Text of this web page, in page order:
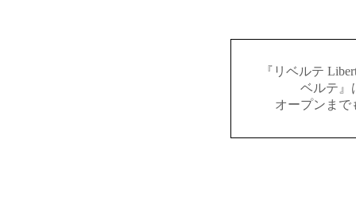
『リベルテ
ベルテ』
オープンまで